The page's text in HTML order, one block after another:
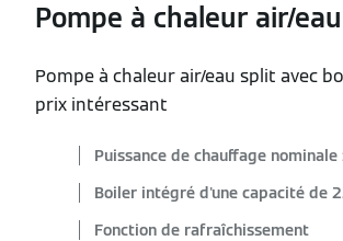
Pompe à chaleur air/
Pompe à chaleur air/eau split avec
prix intéressant
Puissance de chauffage
Boiler intégré d'une capacité de
Fonction de rafraîchissement